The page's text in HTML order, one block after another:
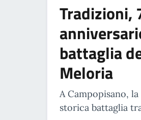
Tradizioni,
battaglia
Meloria
A Campopisano,
storica battaglia